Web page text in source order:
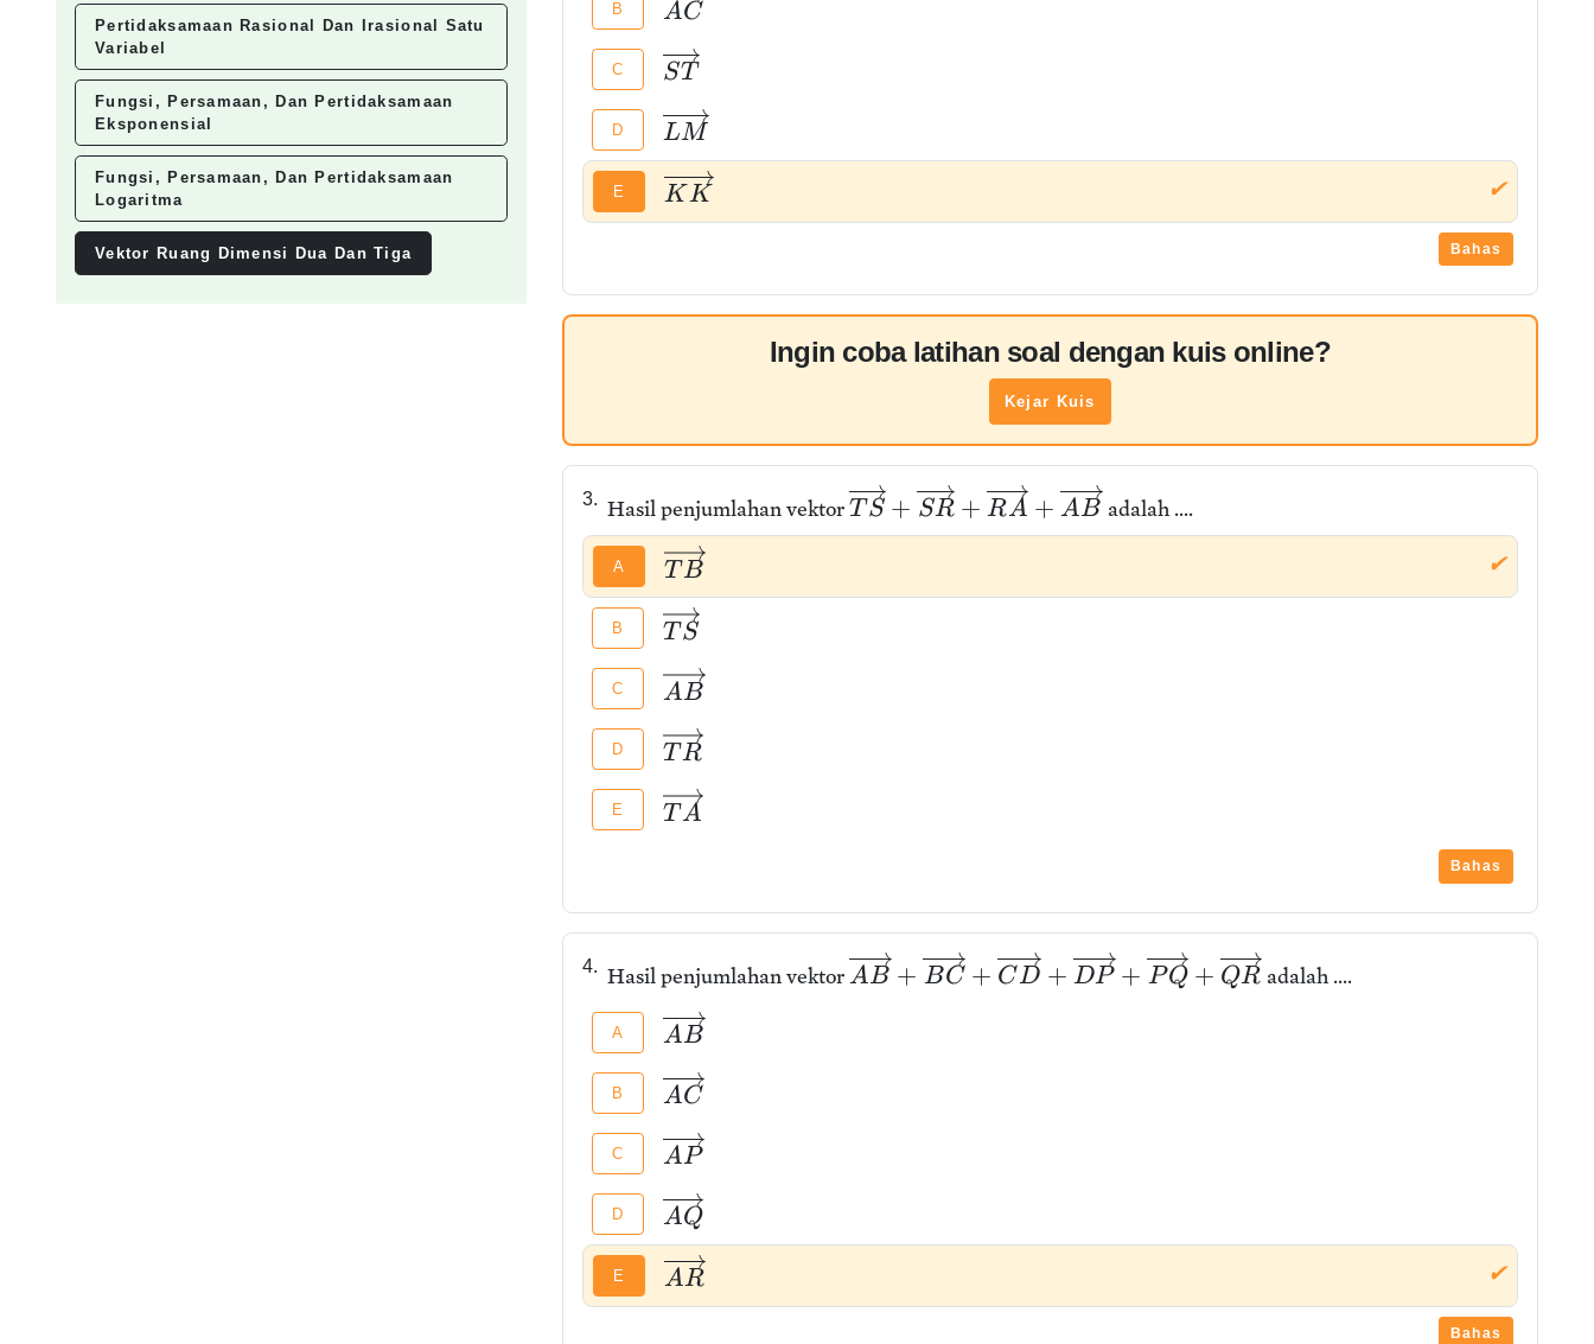
Pertidaksamaan Rasional Dan Irasional Satu
Variabel
Fungsi, Persamaan, Dan Pertidaksamaan
Eksponensial
Fungsi, Persamaan, Dan Pertidaksamaan
Logaritma
Vektor Ruang Dimensi Dua Dan Tiga
B AC
C ST
D LM
E ✔
KK
Bahas
Ingin coba latihan soal dengan kuis online?
Kejar Kuis
3. Hasil penjumlahan vektorT S + SR + RA + AB adalah ....
A ✔
TB
B TS
C AB
D TR
E TA
Bahas
4. Hasil penjumlahan vektorAB + BC + CD + DP + PQ + QR adalah ....
A AB
B AC
C AP
D AQ
E ✔
AR
Bahas